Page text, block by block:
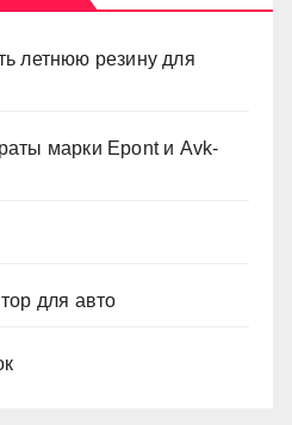
летнюю резину для
марки Epont и Avk-
для авто